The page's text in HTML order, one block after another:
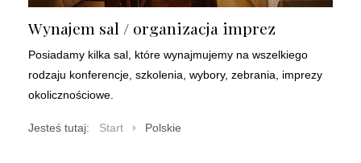
Wynajem sal / organizacja imprez
Posiadamy kilka sal, które wynajmujemy na wszelkiego
rodzaju konferencje, szkolenia, wybory, zebrania, imprezy
okolicznościowe.
Jesteś tutaj: Start Polskie